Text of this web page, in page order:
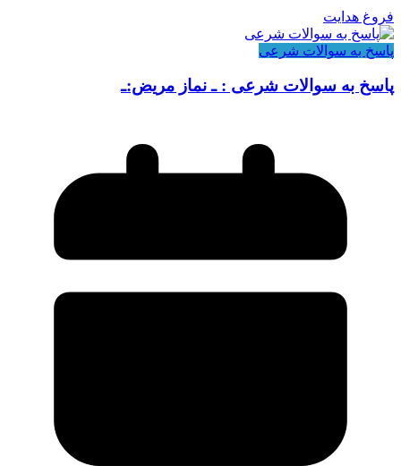
فروغ هدایت
پاسخ به سوالات شرعی
پاسخ به سوالات شرعی : ـ نماز مریض:ـ